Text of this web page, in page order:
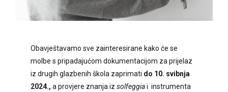
Obavještavamo sve zainteresirane kako će se
molbe s pripadajućom dokumentacijom za prijelaz
iz drugih glazbenih škola zaprimati do 10. svibnja
2024., a provjere znanja iz solfeggiai instrumenta